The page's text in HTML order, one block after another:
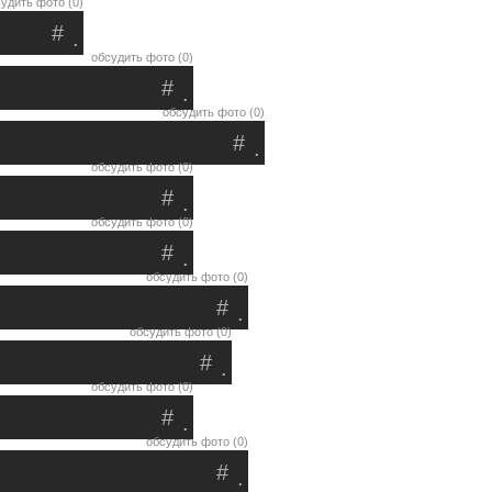
.
#
обсудить фото (0)
.
#
обсудить фото (0)
.
#
обсудить фото (0)
.
#
обсудить фото (0)
.
#
обсудить фото (0)
.
#
обсудить фото (0)
.
#
обсудить фото (0)
.
#
обсудить фото (0)
.
#